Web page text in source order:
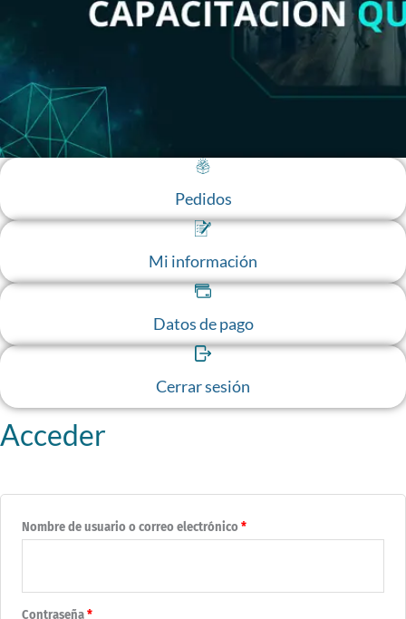
Pedidos
Mi información
Datos de pago
Cerrar sesión
Acceder
Nombre de usuario o correo electrónico *
Contraseña *